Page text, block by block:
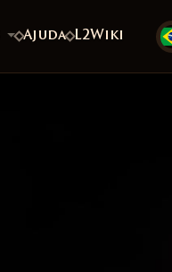
Ajuda L2Wiki